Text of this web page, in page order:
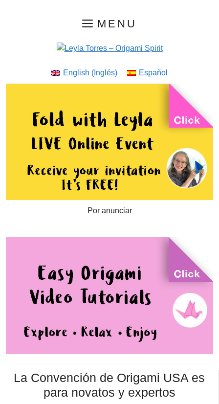
MENU
English ( Inglés) Español
Por anunciar
La Convención de Origami USA es
para novatos y expertos